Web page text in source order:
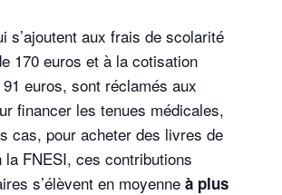
s’ajoutent aux frais de scolarité
170 euros et à la cotisation
euros, sont réclamés aux
financer les tenues médicales,
cas, pour acheter des livres de
la FNESI, ces contributions
s’élèvent en moyenne à plus